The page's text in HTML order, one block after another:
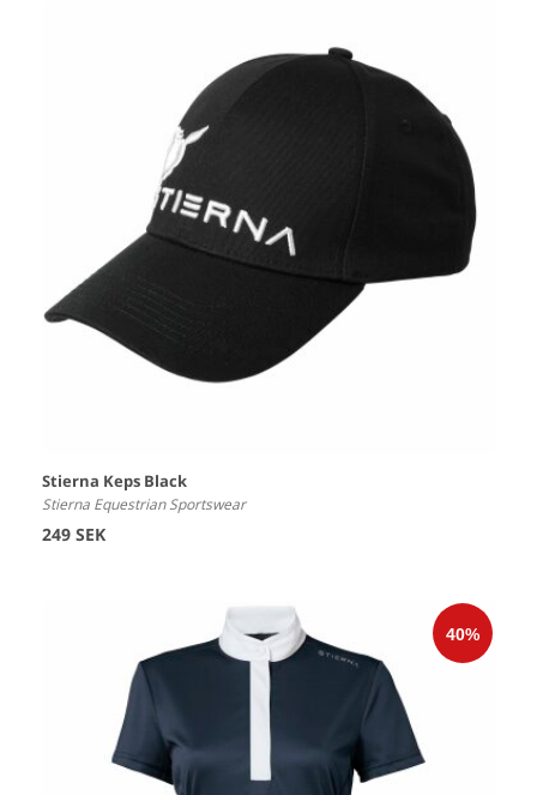
Stierna Keps Black
Stierna Equestrian Sportswear
249 SEK